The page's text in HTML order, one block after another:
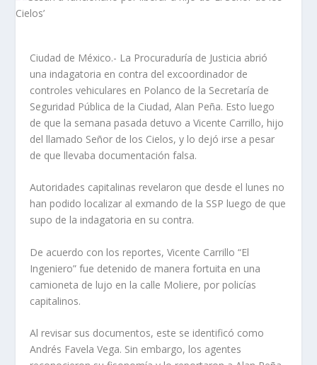
Ciudad de México.- La Procuraduría de Justicia abrió
una indagatoria en contra del excoordinador de
controles vehiculares en Polanco de la Secretaría de
Seguridad Pública de la Ciudad, Alan Peña. Esto luego
de que la semana pasada detuvo a Vicente Carrillo, hijo
del llamado Señor de los Cielos, y lo dejó irse a pesar
de que llevaba documentación falsa.
Autoridades capitalinas revelaron que desde el lunes no
han podido localizar al exmando de la SSP luego de que
supo de la indagatoria en su contra.
De acuerdo con los reportes, Vicente Carrillo “El
Ingeniero” fue detenido de manera fortuita en una
camioneta de lujo en la calle Moliere, por policías
capitalinos.
Al revisar sus documentos, este se identificó como
Andrés Favela Vega. Sin embargo, los agentes